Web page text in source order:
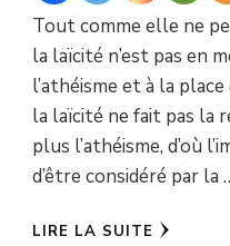
Tout comme elle ne
la laïcité n’est pas en
l’athéisme et à la
la laïcité ne fait pas la
plus l’athéisme, d’où
d’être considéré par la
LIRE LA SUITE